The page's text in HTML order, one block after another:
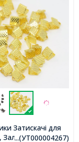
...(УТ000004267)
Затискачі для
Залізні, Золото,